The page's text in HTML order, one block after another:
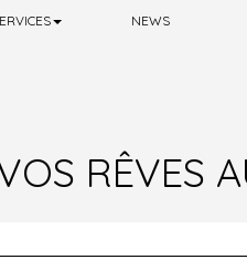
NEWS
RÊVES